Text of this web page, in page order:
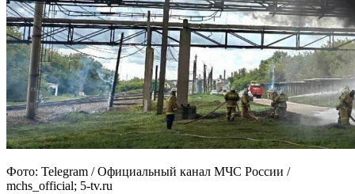
Фото: Telegram / Официальный канал МЧС России /
mchs_official; 5-tv.ru